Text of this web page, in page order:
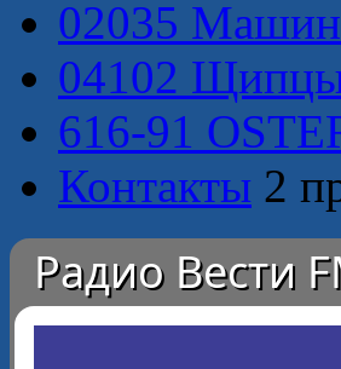
02035
04102
616-91
Контакты 2
Радио Вести